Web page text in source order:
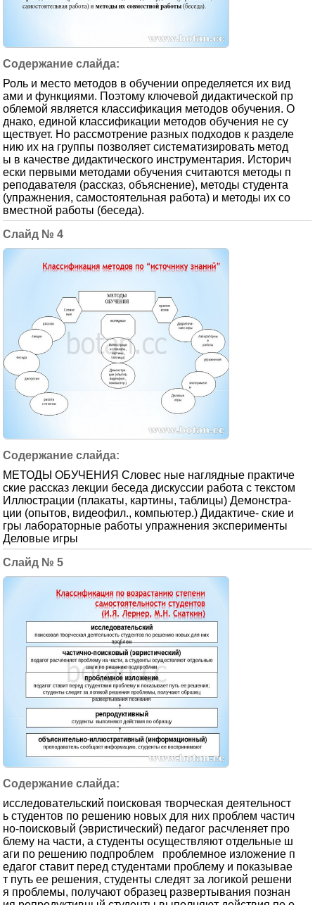
Роль и место методов в обучении определяется их вид
ами и функциями. Поэтому ключевой дидактической пр
облемой является классификация методов обучения. О
днако, единой классификации методов обучения не су
ществует. Но рассмотрение разных подходов к разделе
нию их на группы позволяет систематизировать метод
ы в качестве дидактического инструментария. Историч
ески первыми методами обучения считаются методы п
реподавателя (рассказ, объяснение), методы студента
(упражнения, самостоятельная работа) и методы их со
вместной работы (беседа).
4
МЕТОДЫ ОБУЧЕНИЯ Словес ные наглядные практиче
ские рассказ лекции беседа дискуссии работа с текстом
Иллюстрации (плакаты, картины, таблицы) Демонстра-
ции (опытов, видеофил., компьютер.) Дидактиче- ские и
гры лабораторные работы упражнения эксперименты
Деловые игры
5
исследовательский поисковая творческая деятельност
ь студентов по решению новых для них проблем частич
но-поисковый (эвристический) педагог расчленяет про
блему на части, а студенты осуществляют отдельные ш
аги по решению подпроблем проблемное изложение п
едагог ставит перед студентами проблему и показывае
т путь ее решения, студенты следят за логикой решени
я проблемы, получают образец развертывания познан